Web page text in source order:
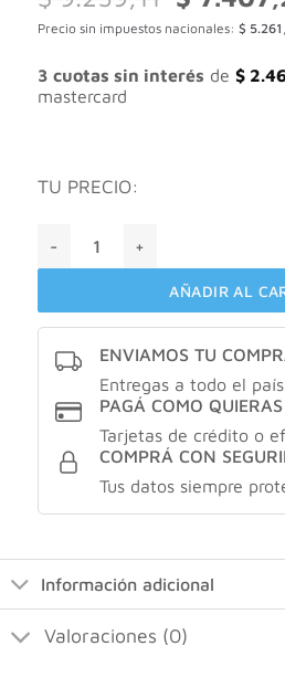
precio
original
$ 9.259,11.
Precio sin impuestos nacionales: $
3 cuotas sin interés de $
mastercard
TU PRECIO:
AÑADIR AL
ENVIAMOS TU
Entregas a todo el
PAGÁ COMO QUIERAS
Tarjetas de crédito o
COMPRÁ CON
Tus datos siempre
Información adicional
Valoraciones (0)